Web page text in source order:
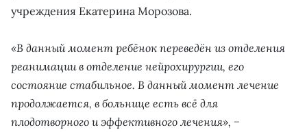
учреждения Екатерина Морозова.
«В данный момент ребёнок переведён из отделения
реанимации в отделение нейрохирургии, его
состояние стабильное. В данный момент лечение
продолжается, в больнице есть всё для
плодотворного и эффективного лечения», −